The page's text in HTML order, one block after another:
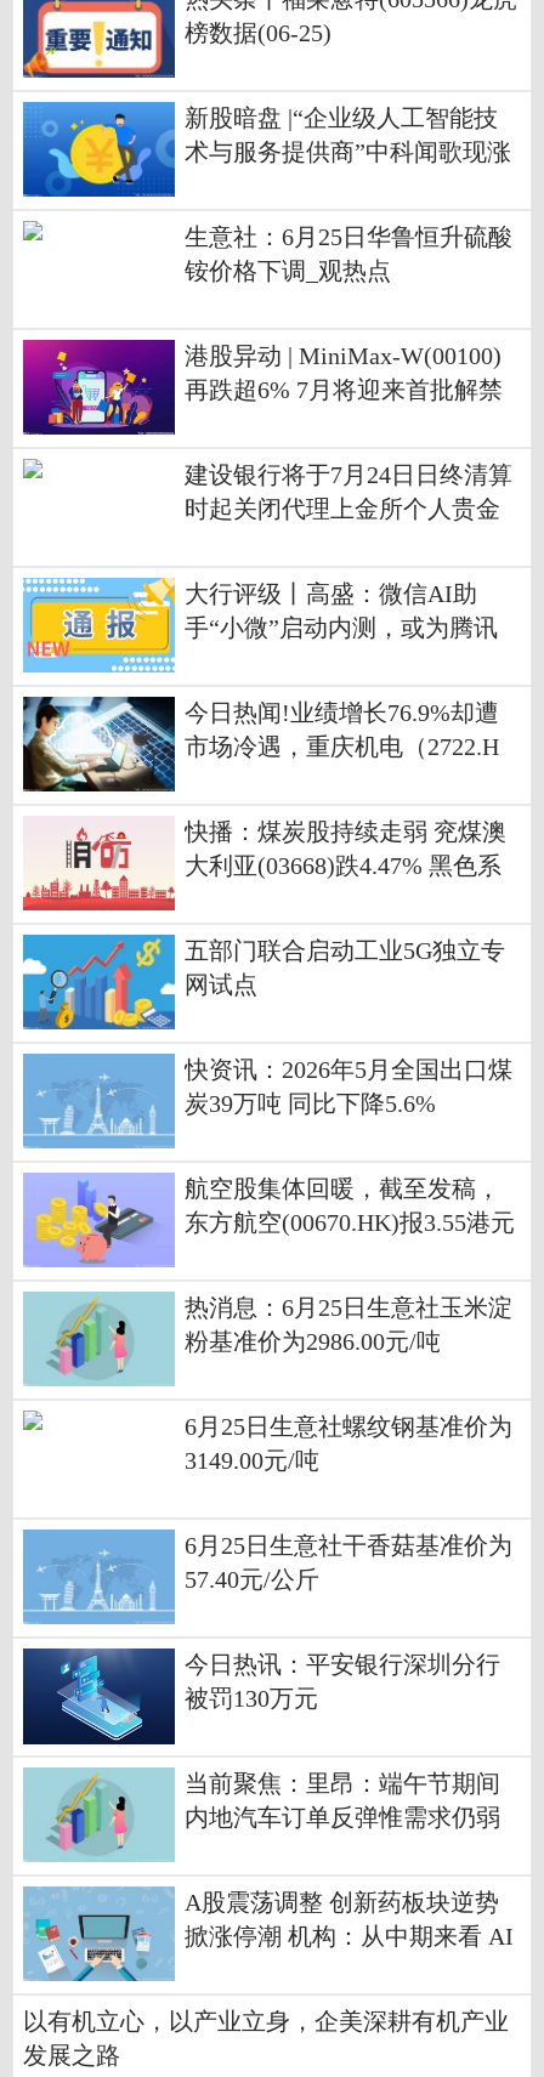
榜数据(06-25)
新股暗盘 |“企业级人工智能技
术与服务提供商”中科闻歌现涨
生意社：6月25日华鲁恒升硫酸
铵价格下调_观热点
港股异动 | MiniMax-W(00100)
再跌超6% 7月将迎来首批解禁
建设银行将于7月24日日终清算
时起关闭代理上金所个人贵金
大行评级丨高盛：微信AI助
手“小微”启动内测，或为腾讯
今日热闻!业绩增长76.9%却遭
市场冷遇，重庆机电（2722.H
快播：煤炭股持续走弱 兖煤澳
大利亚(03668)跌4.47% 黑色系
五部门联合启动工业5G独立专
网试点
快资讯：2026年5月全国出口煤
炭39万吨 同比下降5.6%
航空股集体回暖，截至发稿，
东方航空(00670.HK)报3.55港元
热消息：6月25日生意社玉米淀
粉基准价为2986.00元/吨
6月25日生意社螺纹钢基准价为
3149.00元/吨
6月25日生意社干香菇基准价为
57.40元/公斤
今日热讯：平安银行深圳分行
被罚130万元
当前聚焦：里昂：端午节期间
内地汽车订单反弹惟需求仍弱
A股震荡调整 创新药板块逆势
掀涨停潮 机构：从中期来看 AI
以有机立心，以产业立身，企美深耕有机产业
发展之路